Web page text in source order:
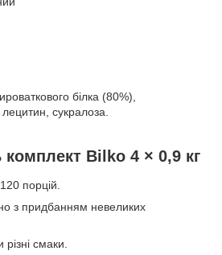
білка (80%),
сукралоза.
Bilko 4 × 0,9 кг
порцій.
з придбанням невеликих
смаки.